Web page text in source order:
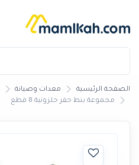
الصفحة الرئيسية معدات وصيانة
مجموعة بنط حفر حلزونية 8 قطع